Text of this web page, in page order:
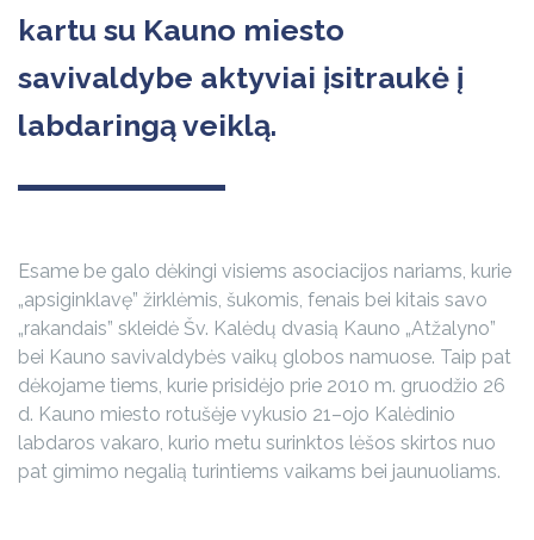
kartu su Kauno miesto
savivaldybe aktyviai įsitraukė į
labdaringą veiklą.
Esame be galo dėkingi visiems asociacijos nariams, kurie
„apsiginklavę” žirklėmis, šukomis, fenais bei kitais savo
„rakandais” skleidė Šv. Kalėdų dvasią Kauno „Atžalyno”
bei Kauno savivaldybės vaikų globos namuose. Taip pat
dėkojame tiems, kurie prisidėjo prie 2010 m. gruodžio 26
d. Kauno miesto rotušėje vykusio 21–ojo Kalėdinio
labdaros vakaro, kurio metu surinktos lėšos skirtos nuo
pat gimimo negalią turintiems vaikams bei jaunuoliams.